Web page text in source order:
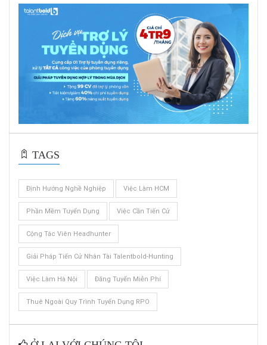
TAGS
Định Hướng Nghề Nghiệp Việc Làm HCM
Phần Mềm Tuyển Dụng Việc Cần Tiến Cử
Cộng Tác Viên Headhunter
Giải Pháp Tiến Cử Nhân Tài Talentbold-Hunting
Việc Làm Hà Nội Đăng Tuyển Miễn Phí
Thuê Ngoài Quy Trình Tuyển Dụng RPO